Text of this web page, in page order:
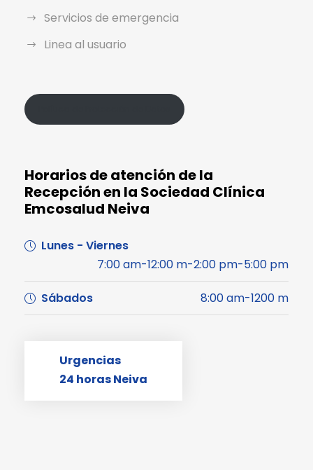
Servicios de emergencia
Linea al usuario
Horarios de atención de la
Recepción en la Sociedad Clínica
Emcosalud Neiva
Lunes - Viernes
7:00 am-12:00 m-2:00 pm-5:00 pm
Sábados 8:00 am-1200 m
Urgencias
24 horas Neiva